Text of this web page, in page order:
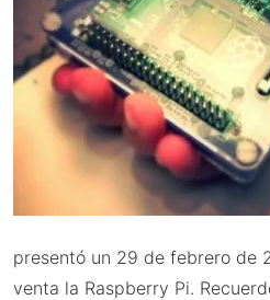
presentó un 29 de febrero de
venta la Raspberry Pi.